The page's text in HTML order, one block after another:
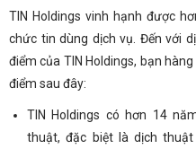
TIN Holdings vinh hạnh được
chức tin dùng dịch vụ. Đến với
điểm của TIN Holdings, bạn
điểm sau đây:
TIN Holdings có hơn 14
thuật, đặc biệt là dịch